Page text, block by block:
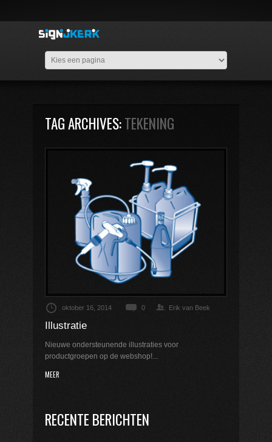
TAG ARCHIVES:TEKENING
oktober 16, 2014 0 Erik van Beek
Illustratie
Nieuwe ondersteunende illustraties voor
productgroepen op de webshop!...
MEER
RECENTE BERICHTEN